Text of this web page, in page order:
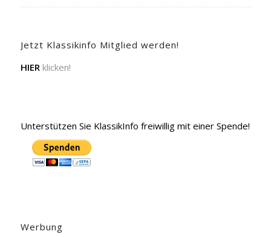
Jetzt Klassikinfo Mitglied werden!
HIER klicken!
Unterstützen Sie KlassikInfo freiwillig mit einer Spende!
Werbung